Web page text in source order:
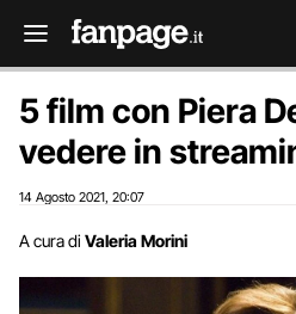
5 film con Piera
vedere in
14 Agosto 2021 20:07
A cura di Valeria Morini